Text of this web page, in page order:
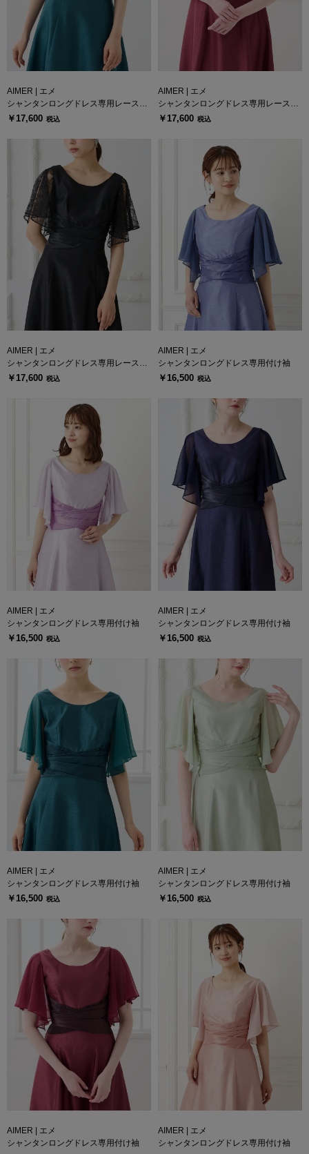
AIMER | エメ
シャンタンロングドレス専用レース付
け袖
￥17,600 税込
AIMER | エメ
シャンタンロングドレス専用レース付
け袖
￥17,600 税込
AIMER | エメ
シャンタンロングドレス専用レース付
け袖
￥17,600 税込
AIMER | エメ
シャンタンロングドレス専用付け袖
￥16,500 税込
AIMER | エメ
シャンタンロングドレス専用付け袖
￥16,500 税込
AIMER | エメ
シャンタンロングドレス専用付け袖
￥16,500 税込
AIMER | エメ
シャンタンロングドレス専用付け袖
￥16,500 税込
AIMER | エメ
シャンタンロングドレス専用付け袖
￥16,500 税込
AIMER | エメ
シャンタンロングドレス専用付け袖
AIMER | エメ
シャンタンロングドレス専用付け袖